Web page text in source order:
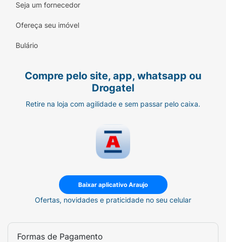
Seja um fornecedor
Ofereça seu imóvel
Bulário
Compre pelo site, app, whatsapp ou
Drogatel
Retire na loja com agilidade e sem passar pelo caixa.
Baixar aplicativo Araujo
Ofertas, novidades e praticidade no seu celular
Formas de Pagamento